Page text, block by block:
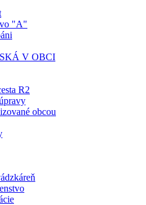
"A"
V OBCI
R2
obcou